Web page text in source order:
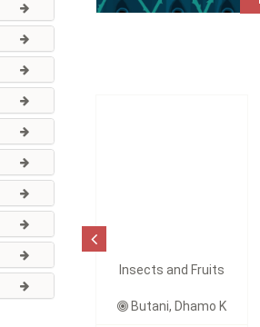
Insects and Fruits
Butani, Dhamo K